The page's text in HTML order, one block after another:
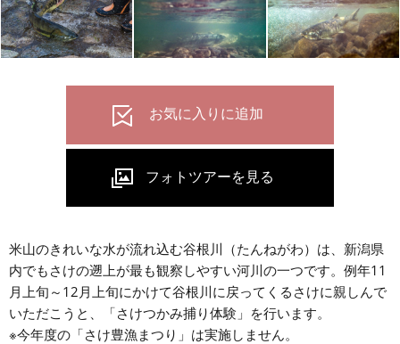
米山のきれいな水が流れ込む谷根川（たんねがわ）は、新潟県
内でもさけの遡上が最も観察しやすい河川の一つです。例年11
月上旬～12月上旬にかけて谷根川に戻ってくるさけに親しんで
いただこうと、「さけつかみ捕り体験」を行います。
※今年度の「さけ豊漁まつり」は実施しません。